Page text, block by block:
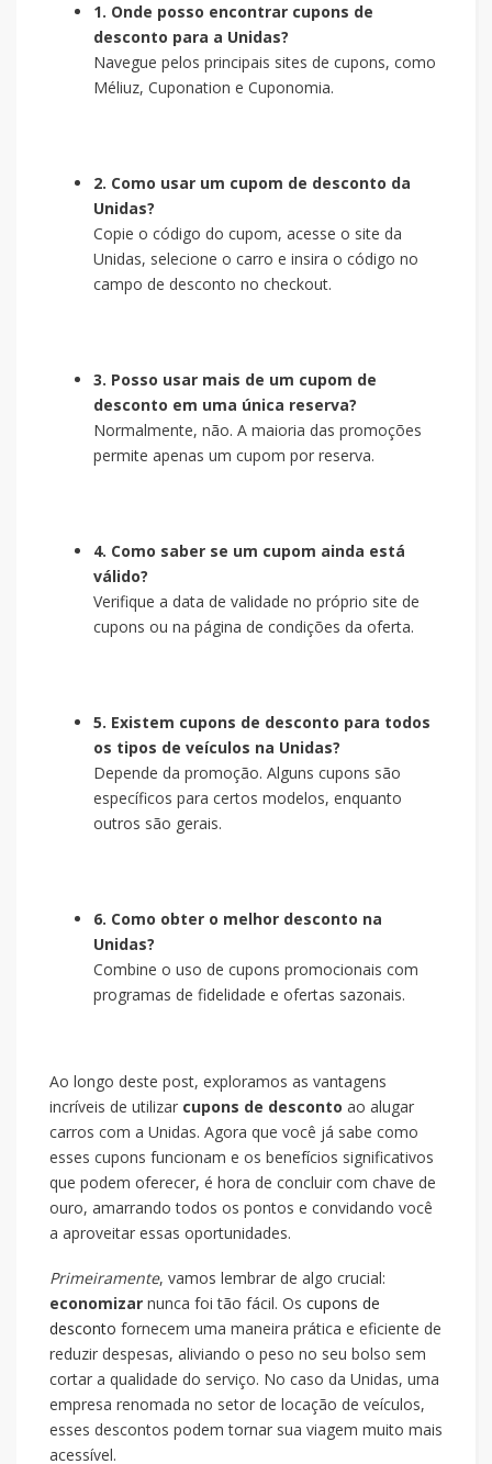
1. Onde posso encontrar cupons de
desconto para a Unidas?
Navegue pelos principais sites de cupons, como
Méliuz, Cuponation e Cuponomia.
2. Como usar um cupom de desconto da
Unidas?
Copie o código do cupom, acesse o site da
Unidas, selecione o carro e insira o código no
campo de desconto no checkout.
3. Posso usar mais de um cupom de
desconto em uma única reserva?
Normalmente, não. A maioria das promoções
permite apenas um cupom por reserva.
4. Como saber se um cupom ainda está
válido?
Verifique a data de validade no próprio site de
cupons ou na página de condições da oferta.
5. Existem cupons de desconto para todos
os tipos de veículos na Unidas?
Depende da promoção. Alguns cupons são
específicos para certos modelos, enquanto
outros são gerais.
6. Como obter o melhor desconto na
Unidas?
Combine o uso de cupons promocionais com
programas de fidelidade e ofertas sazonais.
Ao longo deste post, exploramos as vantagens
incríveis de utilizar cupons de desconto ao alugar
carros com a Unidas. Agora que você já sabe como
esses cupons funcionam e os benefícios significativos
que podem oferecer, é hora de concluir com chave de
ouro, amarrando todos os pontos e convidando você
a aproveitar essas oportunidades.
Primeiramente, vamos lembrar de algo crucial:
economizar nunca foi tão fácil. Os cupons de
desconto fornecem uma maneira prática e eficiente de
reduzir despesas, aliviando o peso no seu bolso sem
cortar a qualidade do serviço. No caso da Unidas, uma
empresa renomada no setor de locação de veículos,
esses descontos podem tornar sua viagem muito mais
acessível.